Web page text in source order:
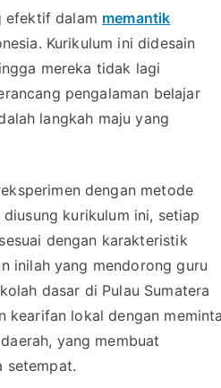
efektif dalam memantik
Kurikulum ini didesain
mereka tidak lagi
pengalaman belajar
langkah maju yang
dengan metode
diusung kurikulum ini, setiap
dengan karakteristik
inilah yang mendorong guru
dasar di Pulau Sumatera
kearifan lokal dengan meminta
yang membuat
setempat.